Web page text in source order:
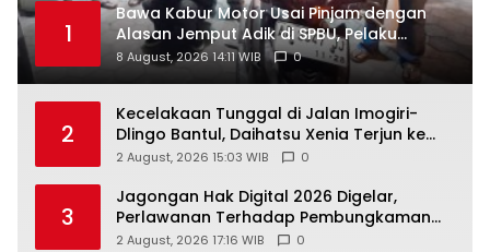
1
Bawa Kabur Motor Usai Pinjam dengan
Alasan Jemput Adik di SPBU, Pelaku
Ditangkap Saat COD
8 August, 2026 14:11 WIB 0
2
Kecelakaan Tunggal di Jalan Imogiri-
Dlingo Bantul, Daihatsu Xenia Terjun ke
Jurang
2 August, 2026 15:03 WIB 0
3
Jagongan Hak Digital 2026 Digelar,
Perlawanan Terhadap Pembungkaman
Media Digital
2 August, 2026 17:16 WIB 0